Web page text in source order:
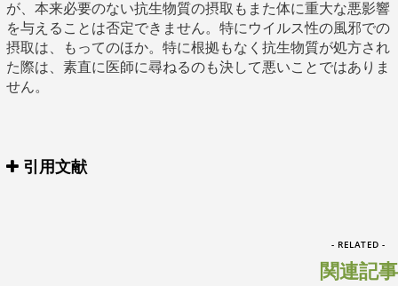
が、本来必要のない抗生物質の摂取もまた体に重大な悪影響
を与えることは否定できません。特にウイルス性の風邪での
摂取は、もってのほか。特に根拠もなく抗生物質が処方され
た際は、素直に医師に尋ねるのも決して悪いことではありま
せん。
引用文献
- RELATED -
関連記事